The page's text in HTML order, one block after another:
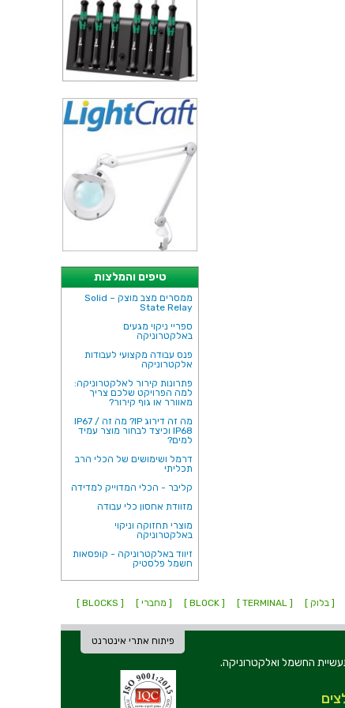
טיפים והמלצות
ממסרים מצב מוצק – Solid
State Relay
ספריי ניקוי מגעים
באלקטרוניקה
פנס עבודה מקצועי לעבודות
אלקטרוניקה
פתרונות קירור לאלקטרוניקה:
למה הפרויקט שלכם צריך
מאוורר או גוף קירור?
מה זה דירוג IP? מה זה IP67 /
IP68 וכיצד לבחור מוצר עמיד
למים?
דרמל ושימושים של הכלי הרב
תכליתי
קליבר - הכלי המדוייק למדידה
מזוודת אחסון כלי עבודה
מוצרי תחזוקה וניקוי
באלקטרוניקה
זיווד באלקטרוניקה - קופסאות
חשמל פלסטיק
[ בלוק ] [ TERMINAL ]
[ BLOCK ] [ מחברי ] [ BLOCKS ]
פיתוח אתרי אינטרנט
עבודה לתעשיית החשמל ואלקטרוניקה.